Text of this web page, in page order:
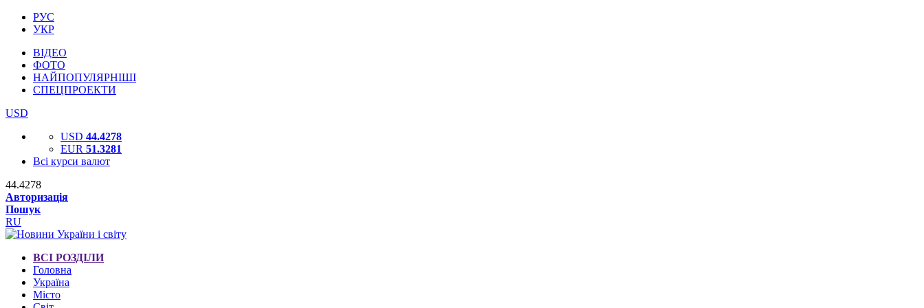
РУС
УКР
ВІДЕО
ФОТО
НАЙПОПУЛЯРНІШІ
СПЕЦПРОЕКТИ
USD
USD 44.4278
EUR 51.3281
Всі курси валют
44.4278
Авторизація
Пошук
RU
ВСІ РОЗДІЛИ
Головна
Україна
Місто